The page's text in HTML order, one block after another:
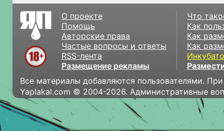
О проекте
Помощь
Авторские права
Частые вопросы и ответы
RSS-лента
Размещение рекламы
Что
Как
Как
Как
Все материалы добавляются пользователями.
Yaplakal.com © 2004-2026. Административные